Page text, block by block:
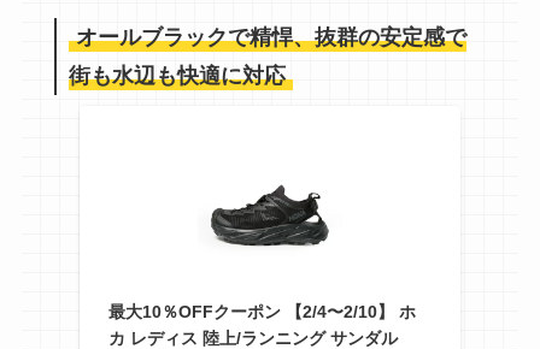
オールブラックで精悍、抜群の安定感で
街も水辺も快適に対応
最大10％OFFクーポン 【2/4〜2/10】 ホ
カ レディス 陸上/ランニング サンダル